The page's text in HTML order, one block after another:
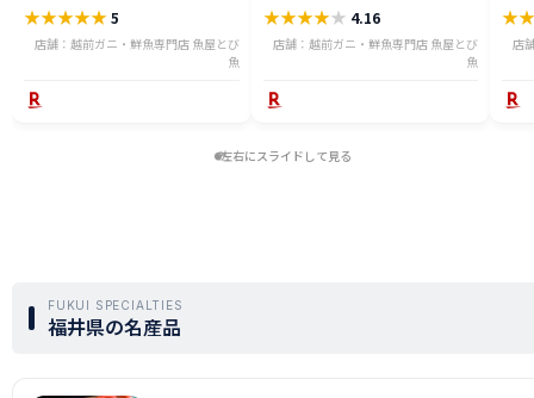
ニ 越前 かに 送料無料 etz-900w
★★★★★5
店舗：越前ガニ・鮮魚専門店 魚屋とび
魚
切身 ses2301-12ka
★★★★★ 4.16
店舗：越前ガニ・鮮魚専門店 魚屋とび
魚
★
店
左右にスライドして見る
FUKUI SPECIALTIES
福井県の名産品